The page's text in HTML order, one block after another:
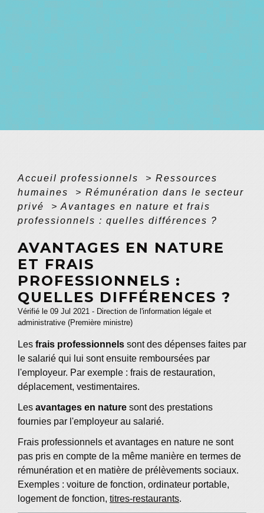
Accueil professionnels > Ressources
humaines
> Rémunération dans le secteur
privé
> Avantages en nature et frais
professionnels : quelles différences ?
AVANTAGES EN NATURE
ET FRAIS
PROFESSIONNELS :
QUELLES DIFFÉRENCES ?
Vérifié le 09 Jul 2021 - Direction de l'information légale et
administrative (Première ministre)
Les frais professionnels sont des dépenses faites par
le salarié qui lui sont ensuite remboursées par
l'employeur. Par exemple : frais de restauration,
déplacement, vestimentaires.
Les avantages en nature sont des prestations
fournies par l'employeur au salarié.
Frais professionnels et avantages en nature ne sont
pas pris en compte de la même manière en termes de
rémunération et en matière de prélèvements sociaux.
Exemples : voiture de fonction, ordinateur portable,
logement de fonction, titres-restaurants.